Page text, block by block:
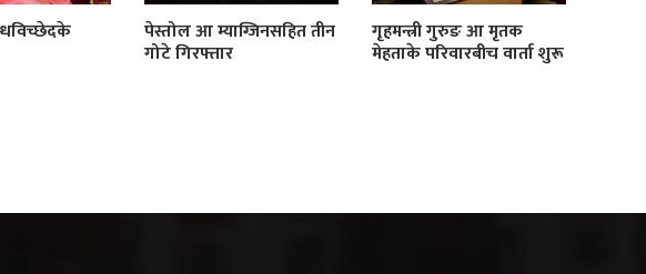
पेस्तोल आ म्याग्जिनसहित तीन
गोटे गिरफ्तार
गृहमन्त्री गुरुङ आ मृतक
मेहताके परिवारबीच वार्ता शुरू